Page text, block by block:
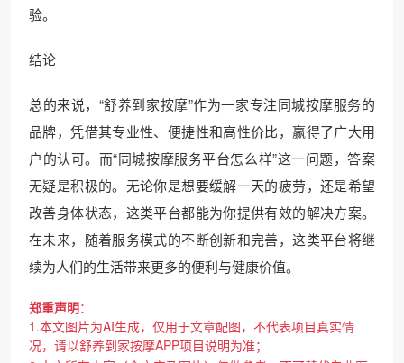
验。
结论
总的来说，“舒养到家按摩”作为一家专注同城按摩服务的
品牌，凭借其专业性、便捷性和高性价比，赢得了广大用
户的认可。而“同城按摩服务平台怎么样”这一问题，答案
无疑是积极的。无论你是想要缓解一天的疲劳，还是希望
改善身体状态，这类平台都能为你提供有效的解决方案。
在未来，随着服务模式的不断创新和完善，这类平台将继
续为人们的生活带来更多的便利与健康价值。
郑重声明：
1.本文图片为AI生成，仅用于文章配图，不代表项目真实情
况，请以舒养到家按摩APP项目说明为准；